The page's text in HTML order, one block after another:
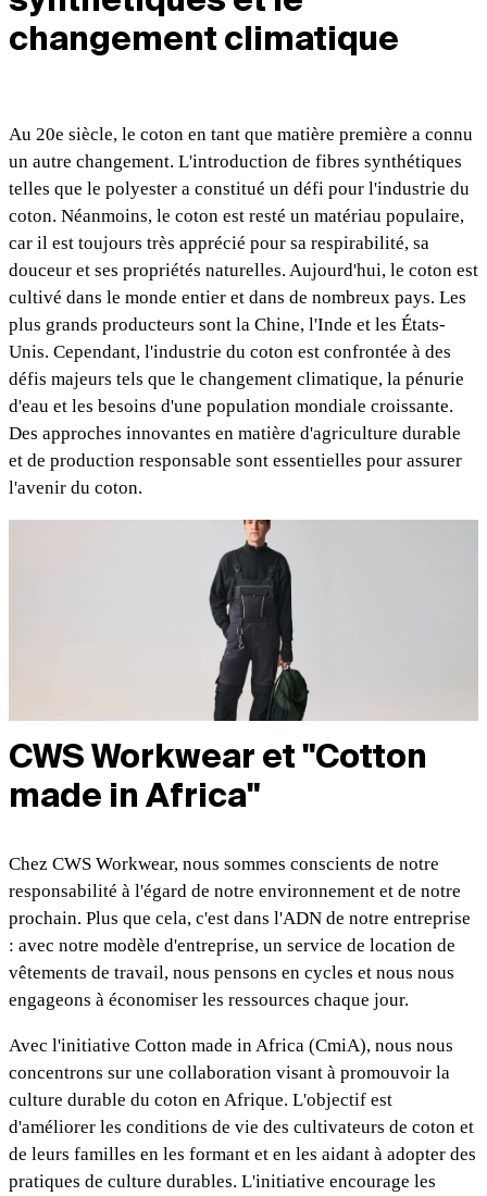
changement climatique
Au 20e siècle, le coton en tant que matière première a connu
un autre changement. L'introduction de fibres synthétiques
telles que le polyester a constitué un défi pour l'industrie du
coton. Néanmoins, le coton est resté un matériau populaire,
car il est toujours très apprécié pour sa respirabilité, sa
douceur et ses propriétés naturelles. Aujourd'hui, le coton est
cultivé dans le monde entier et dans de nombreux pays. Les
plus grands producteurs sont la Chine, l'Inde et les États-
Unis. Cependant, l'industrie du coton est confrontée à des
défis majeurs tels que le changement climatique, la pénurie
d'eau et les besoins d'une population mondiale croissante.
Des approches innovantes en matière d'agriculture durable
et de production responsable sont essentielles pour assurer
l'avenir du coton.
CWS Workwear et "Cotton
made in Africa"
Chez CWS Workwear, nous sommes conscients de notre
responsabilité à l'égard de notre environnement et de notre
prochain. Plus que cela, c'est dans l'ADN de notre entreprise
: avec notre modèle d'entreprise, un service de location de
vêtements de travail, nous pensons en cycles et nous nous
engageons à économiser les ressources chaque jour.
Avec l'initiative Cotton made in Africa (CmiA), nous nous
concentrons sur une collaboration visant à promouvoir la
culture durable du coton en Afrique. L'objectif est
d'améliorer les conditions de vie des cultivateurs de coton et
de leurs familles en les formant et en les aidant à adopter des
pratiques de culture durables. L'initiative encourage les